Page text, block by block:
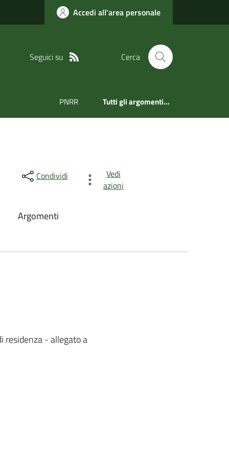
Accedi all'area personale
Seguici su Cerca
PNRR Tutti gli argomenti...
Condividi
Vedi
azioni
Argomenti
residenza - allegato a